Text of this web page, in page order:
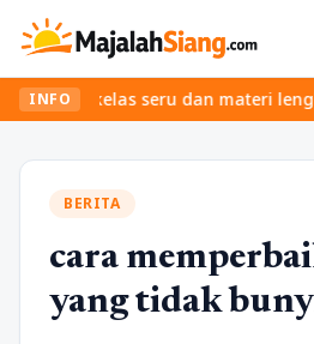
INFO
kelas seru dan materi lengkap
BERITA
cara
yang tidak